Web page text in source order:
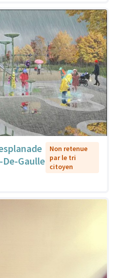
Gaulle
Non retenue
par le tri
citoyen